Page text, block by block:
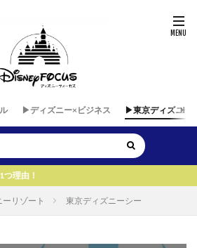
▶︎ディズニー×ビジネス ▶︎東京ディズニー
リゾート 東京ディズニーシー